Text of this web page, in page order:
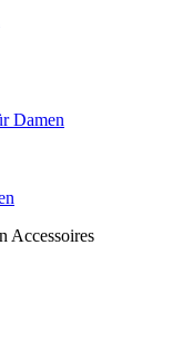
Damen
Accessoires